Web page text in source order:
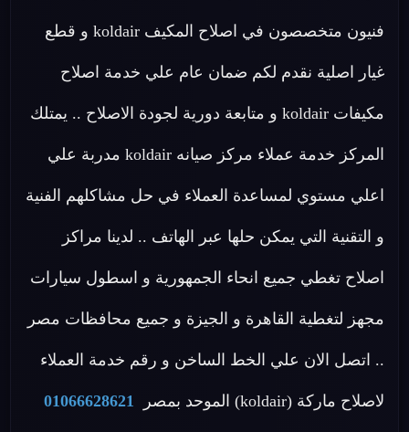
فنيون متخصصون في اصلاح المكيف koldair و قطع
غيار اصلية نقدم لكم ضمان عام علي خدمة اصلاح
مكيفات koldair و متابعة دورية لجودة الاصلاح .. يمتلك
المركز خدمة عملاء مركز صيانه koldair مدربة علي
اعلي مستوي لمساعدة العملاء في حل مشاكلهم الفنية
و التقنية التي يمكن حلها عبر الهاتف .. لدينا مراكز
اصلاح تغطي جميع انحاء الجمهورية و اسطول سيارات
مجهز لتغطية القاهرة و الجيزة و جميع محافظات مصر
.. اتصل الان علي الخط الساخن و رقم خدمة العملاء
لاصلاح ماركة (koldair) الموحد بمصر 01066628621